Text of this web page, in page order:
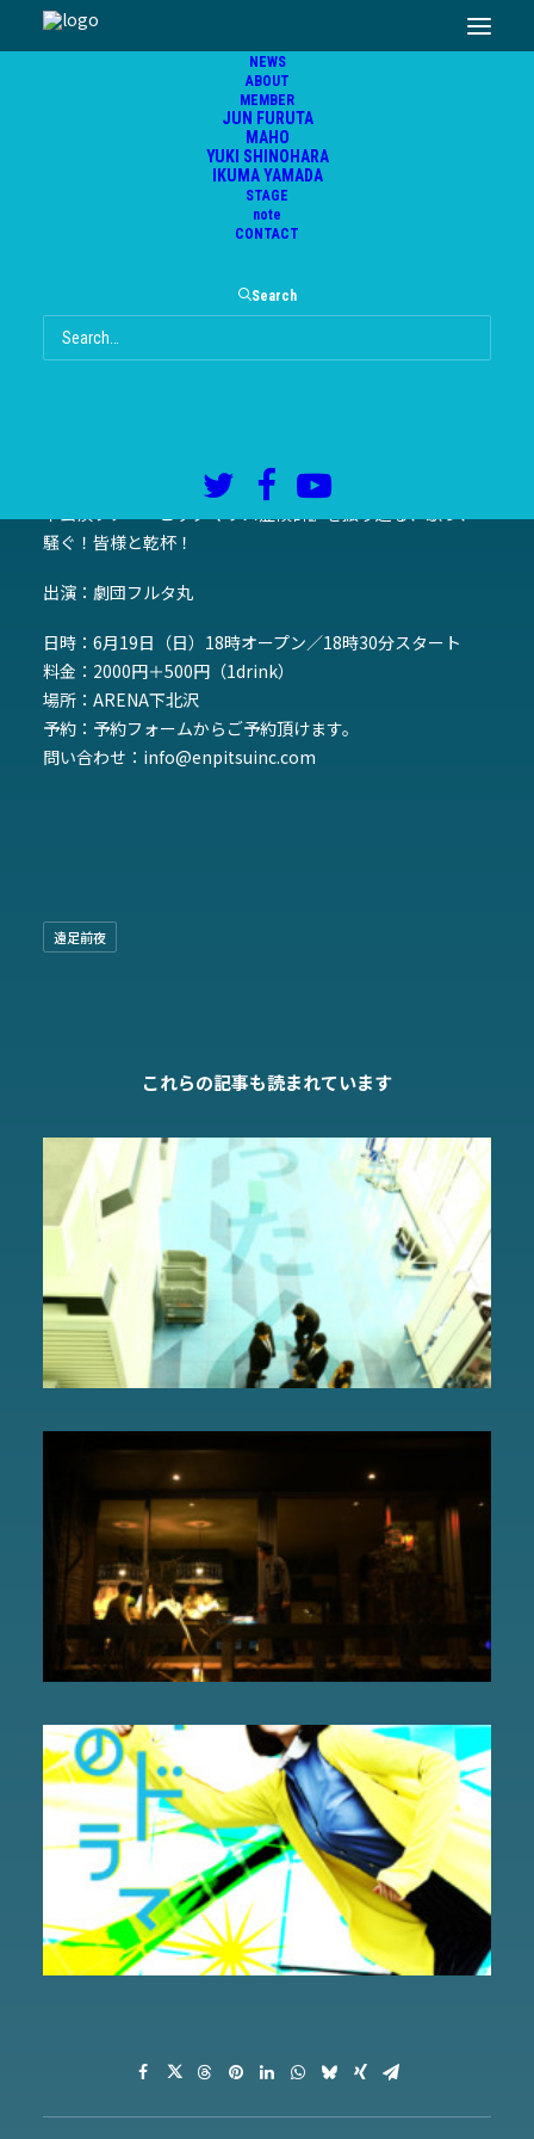
NEWS
ABOUT
MEMBER
JUN FURUTA
MAHO
YUKI SHINOHARA
IKUMA YAMADA
STAGE
note
CONTACT
Search
劇団フルタ丸 トークライブ『遠足前夜』
vol.2 開催決定！
Inイベント
劇団フルタ丸によるトークライブ「遠足前夜」vol.2の開催
がら、まるで遠足前夜のようなドキドキを。
本公演ツアー『ビッグマウス症候群』を振り返る、歌う、
騒ぐ！皆様と乾杯！
出演：劇団フルタ丸
日時：6月19日（日）18時オープン／18時30分スタート
料金：2000円＋500円（1drink）
場所： ARENA下北沢
予約： 予約フォームからご予約頂けます。
問い合わせ： info@enpitsuinc.com
遠足前夜
これらの記事も読まれています